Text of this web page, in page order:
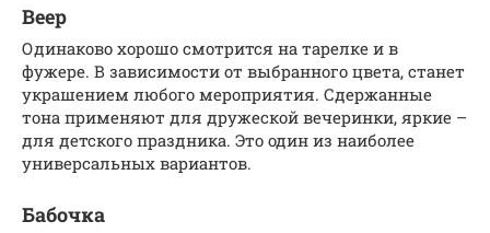
Веер
Одинаково хорошо смотрится на тарелке и в
фужере. В зависимости от выбранного цвета, станет
украшением любого мероприятия. Сдержанные
тона применяют для дружеской вечеринки, яркие –
для детского праздника. Это один из наиболее
универсальных вариантов.
Бабочка